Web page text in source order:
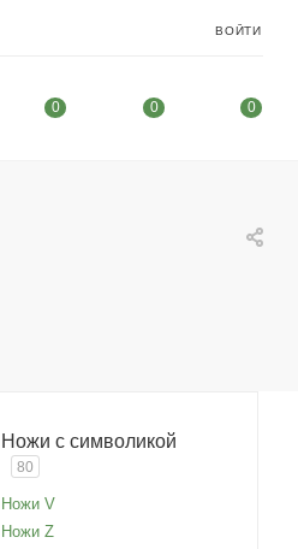
ВОЙТИ
0 0 0
Ножи с символикой
80
Ножи V
Ножи Z